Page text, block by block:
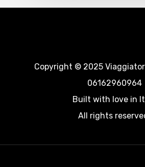
Copyright © 2025
06162960964
Built with love in
All rights